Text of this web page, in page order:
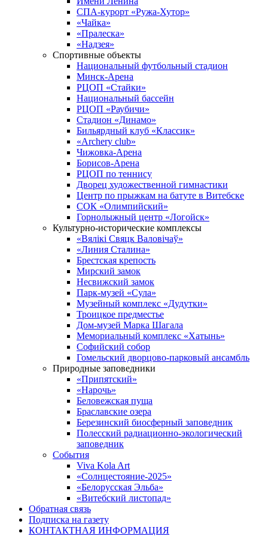
СПА-курорт «Ружа-Хутор»
«Чайка»
«Пралеска»
«Надзея»
Спортивные объекты
Национальный футбольный стадион
Минск-Арена
РЦОП «Стайки»
Национальный бассейн
РЦОП «Раубичи»
Стадион «Динамо»
Бильярдный клуб «Классик»
«Archery club»
Чижовка-Арена
Борисов-Арена
РЦОП по теннису
Дворец художественной гимнастики
Центр по прыжкам на батуте в Витебске
СОК «Олимпийский»
Горнолыжный центр «Логойск»
Культурно-исторические комплексы
«Вялікі Свяцк Валовічаў»
«Линия Сталина»
Брестская крепость
Мирский замок
Несвижский замок
Парк-музей «Сула»
Музейный комплекс «Дудутки»
Троицкое предместье
Дом-музей Марка Шагала
Мемориальный комплекс «Хатынь»
Софийский собор
Гомельский дворцово-парковый ансамбль
Природные заповедники
«Припятский»
«Нарочь»
Беловежская пуща
Браславские озера
Березинский биосферный заповедник
Полесский радиационно-экологический
заповедник
События
Viva Kola Art
«Солнцестояние-2025»
«Белорусская Эльба»
«Витебский листопад»
Обратная связь
Подписка на газету
КОНТАКТНАЯ ИНФОРМАЦИЯ